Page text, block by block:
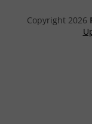
Copyright 2026